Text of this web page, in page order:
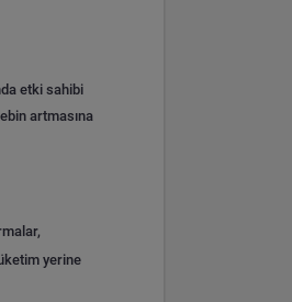
etki sahibi
artmasına
yerine